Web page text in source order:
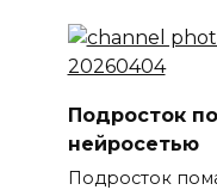
Подросток
нейросетью
Подросток